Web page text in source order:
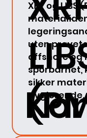
XRF og LIBS
uten
offshore og
sporbarhet,
sikker
avgjørende.